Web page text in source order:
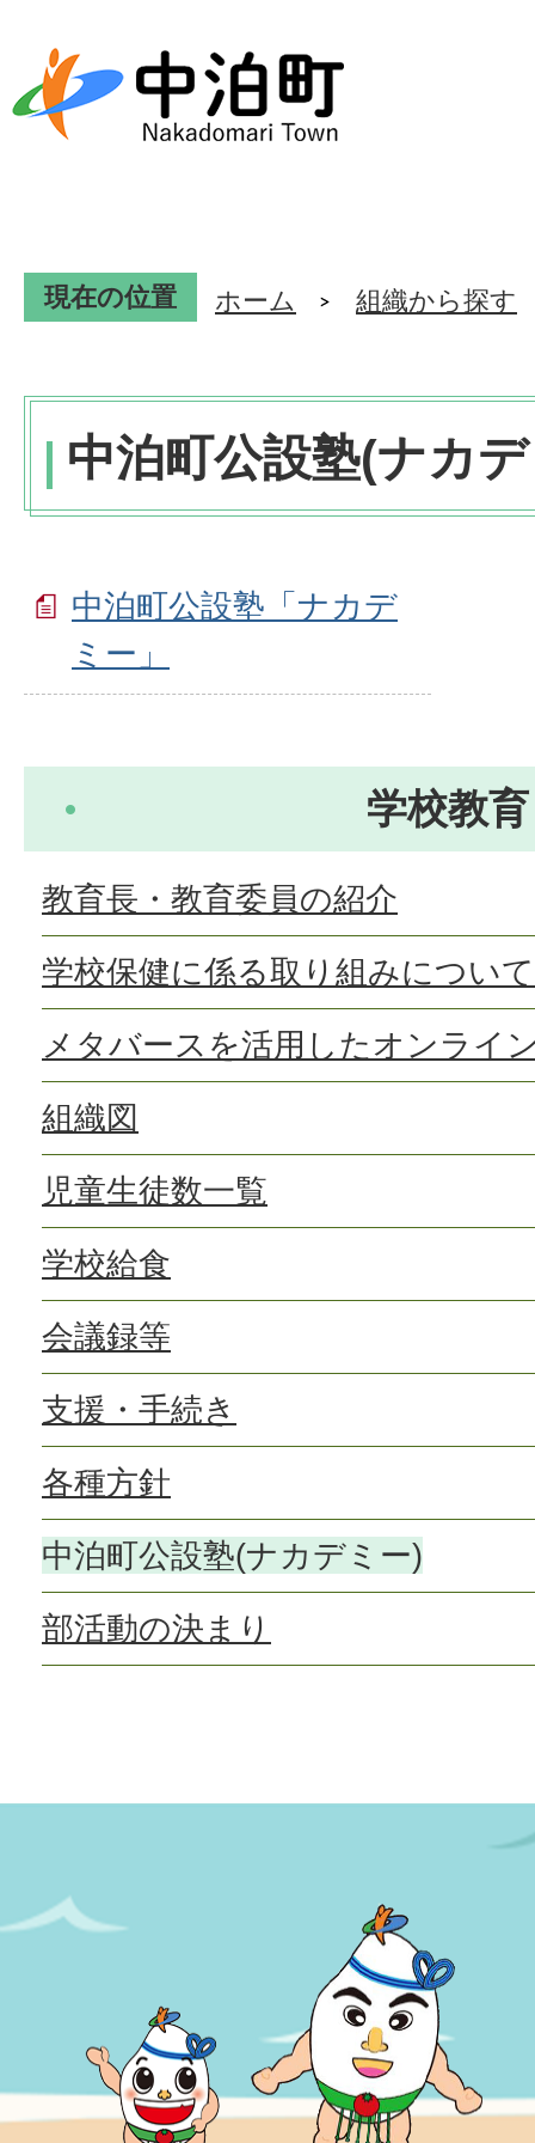
現在の位置 ホーム 組織から探す
中泊町公設塾(ナカ
中泊町公設塾「ナカデ
ミー」
学校教育
教育長・教育委員の紹介
学校保健に係る取り組みについて
メタバースを活用したオンライ
組織図
児童生徒数一覧
学校給食
会議録等
支援・手続き
各種方針
中泊町公設塾(ナカデミー)
部活動の決まり